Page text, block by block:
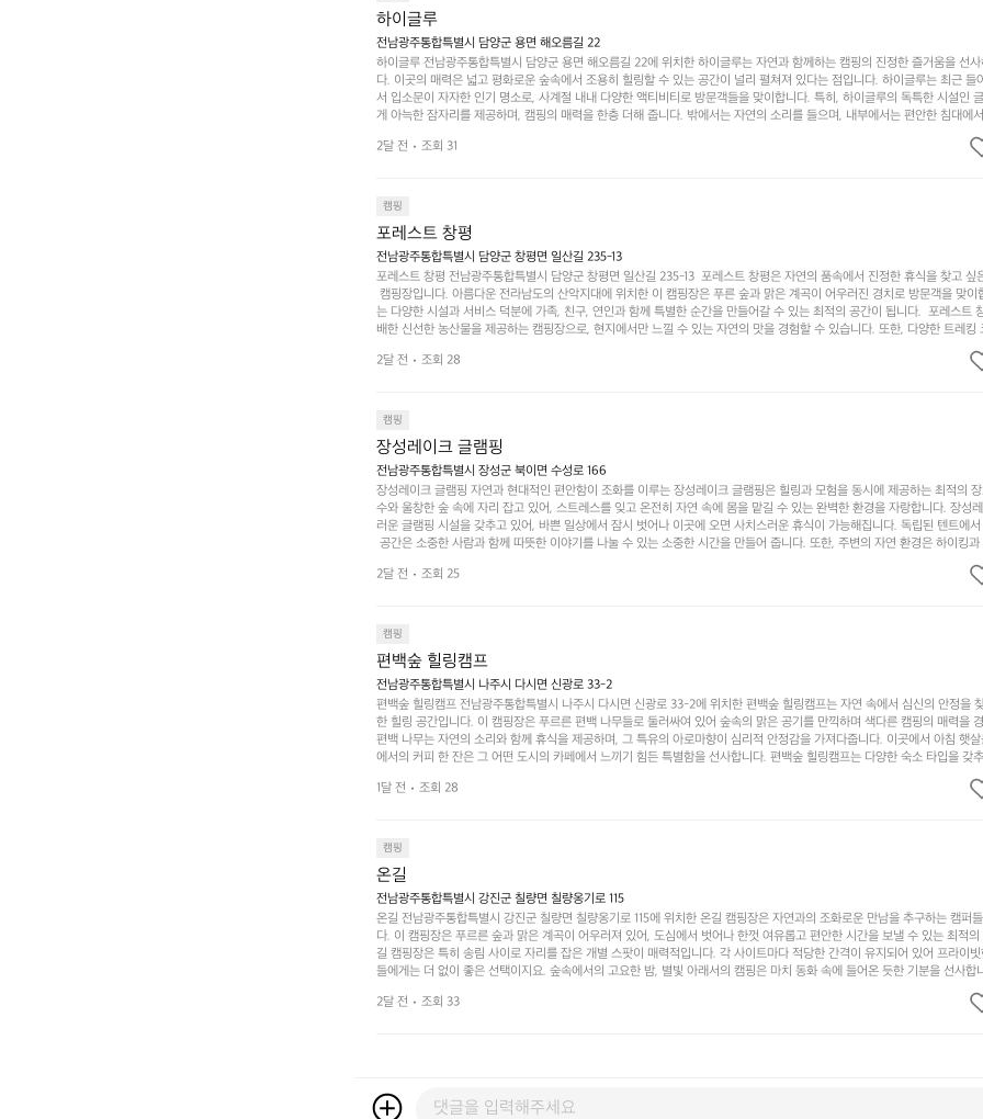
하이글루
전남광주통합특별시 담양군 용면 해오름길 22
하이글루 전남광주통합특별시 담양군 용면 해오름길 22에 위치한 하이글루는 자연과 함께하는 캠핑의 진정한 즐거움을 선
다. 이곳의 매력은 넓고 평화로운 숲속에서 조용히 힐링할 수 있는 공간이 널리 펼쳐져 있다는 점입니다. 하이글루는 최근 들
서 입소문이 자자한 인기 명소로, 사계절 내내 다양한 액티비티로 방문객들을 맞이합니다. 특히, 하이글루의 독특한 시설인
게 아늑한 잠자리를 제공하며, 캠핑의 매력을 한층 더해 줍니다. 밖에서는 자연의 소리를 들으며, 내부에서는 편안한 침대에
있는 완벽한 조화가 이루어집니다. 이곳의 장점은 또 다른 캠핑의 매력인 바베큐 파티를 즐길 수 있는 공간이 마련되어 있어
은 시간을 보낼 수 있다는 것입니다. 또한, 하이글루 인근에는 다양한 트레킹 코스와 자전거 도로가 있어 아웃도어 활동을 좋
나누는 이야기들은 여러분의 캠핑 여행을 더욱 특별하게 만들어 줄 것입니다.  인기 정도: ★★★★★
2달 전 조회 31
캠핑
포레스트 창평
전남광주통합특별시 담양군 창평면 일산길 235-13
포레스트 창평 전남광주통합특별시 담양군 창평면 일산길 235-13  포레스트 창평은 자연의 품속에서 진정한 휴식을 찾고 싶
캠핑장입니다. 아름다운 전라남도의 산악지대에 위치한 이 캠핑장은 푸른 숲과 맑은 계곡이 어우러진 경치로 방문객을 맞이
는 다양한 시설과 서비스 덕분에 가족, 친구, 연인과 함께 특별한 순간을 만들어갈 수 있는 최적의 공간이 됩니다.  포레스트
배한 신선한 농산물을 제공하는 캠핑장으로, 현지에서만 느낄 수 있는 자연의 맛을 경험할 수 있습니다. 또한, 다양한 트레킹
캠퍼들이 탐험과 모험의 짜릿함을 누릴 수 있도록 만들어졌습니다. 저녁에는 별빛 아래에서 바베큐 파티를 즐기거나, 잔잔
은 숙면을 취할 수 있는 기회를 제공합니다.  이곳은 자연과의 완벽한 조화를 이루며, 다채로운 야외 활동을 제공합니다. 특
순한 캠핑 그 이상을 제공하며, 자연을 사랑하는 모든 이들에게 꼭 한번 경험해봐야 할 장소로 자리잡았습니다.  인기 정
2달 전 조회 28
캠핑
장성레이크 글램핑
전남광주통합특별시 장성군 북이면 수성로 166
장성레이크 글램핑 자연과 현대적인 편안함이 조화를 이루는 장성레이크 글램핑은 힐링과 모험을 동시에 제공하는 최적의
수와 울창한 숲 속에 자리 잡고 있어, 스트레스를 잊고 온전히 자연 속에 몸을 맡길 수 있는 완벽한 환경을 자랑합니다. 장성
러운 글램핑 시설을 갖추고 있어, 바쁜 일상에서 잠시 벗어나 이곳에 오면 사치스러운 휴식이 가능해집니다. 독립된 텐트에
공간은 소중한 사람과 함께 따뜻한 이야기를 나눌 수 있는 소중한 시간을 만들어 줍니다. 또한, 주변의 자연 환경은 하이킹
액티비티를 즐기기에 그야말로 완벽한 조건을 갖추고 있습니다. 이곳에서의 캠핑은 단순한 숙박이 아닌, 가족과 친구들과
하는 시간이 될 것입니다. 특히 식사를 좋아하는 분들에게는 매주 특별한 바비큐 파티와 지역에서 나는 신선한 재료로 만든
사람들과 함께하세요. 당신의 대자연 속 힐링을 기다리는 장성레이크 글램핑은 언젠가 반드시 방문해봐야 할 명소로 자리매
도: ★★★★★
2달 전 조회 25
캠핑
편백숲 힐링캠프
전남광주통합특별시 나주시 다시면 신광로 33-2
편백숲 힐링캠프 전남광주통합특별시 나주시 다시면 신광로 33-2에 위치한 편백숲 힐링캠프는 자연 속에서 심신의 안정을
한 힐링 공간입니다. 이 캠핑장은 푸르른 편백 나무들로 둘러싸여 있어 숲속의 맑은 공기를 만끽하며 색다른 캠핑의 매력을
편백 나무는 자연의 소리와 함께 휴식을 제공하며, 그 특유의 아로마향이 심리적 안정감을 가져다줍니다. 이곳에서 아침 햇
에서의 커피 한 잔은 그 어떤 도시의 카페에서 느끼기 힘든 특별함을 선사합니다. 편백숲 힐링캠프는 다양한 숙소 타입을 갖
론 친구나 연인과 함께 더욱 기억에 남는 특별한 시간을 보낼 수 있습니다. 주변에는 자전거 도로와 하이킹 트레일이 있어 액
기회도 많은데, 자전거를 타거나 숲속을 거닐며 다양한 생태계를 체험해보는 것도 일상의 스트레스를 잊게 해줍니다. 또한,
조화 속에서 힐링할 수 있는 편백숲 힐링캠프는 현대인의 바쁜 일상에서 벗어나 소중한 시간을 가지고 싶은 분들에게 특히
나주로 떠나 여유로움과 행복이 가득한 캠핑을 경험해보세요! 인기 정도: ★★★★☆
1달 전 조회 28
캠핑
온길
전남광주통합특별시 강진군 칠량면 칠량옹기로 115
온길 전남광주통합특별시 강진군 칠량면 칠량옹기로 115에 위치한 온길 캠핑장은 자연과의 조화로운 만남을 추구하는 캠퍼
다. 이 캠핑장은 푸르른 숲과 맑은 계곡이 어우러져 있어, 도심에서 벗어나 한껏 여유롭고 편안한 시간을 보낼 수 있는 최적
길 캠핑장은 특히 송림 사이로 자리를 잡은 개별 스팟이 매력적입니다. 각 사이트마다 적당한 간격이 유지되어 있어 프라이
들에게는 더 없이 좋은 선택이지요. 숲속에서의 고요한 밤, 별빛 아래서의 캠핑은 마치 동화 속에 들어온 듯한 기분을 선사합
야외 활동도 가능해 가족과 친구들이 함께 즐기기에 적합합니다. 하이킹, 자전거 타기, 그리고 근처의 계곡에서는 수영과 낚
일상에서 벗어나 여러 가지 재미를 선사합니다. 또한, 캠핑장 내에는 깨끗한 화장실과 샤워 시설이 잘 마련되어 있어 편리함
2달 전 조회 33